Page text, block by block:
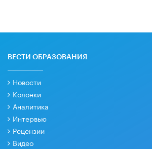
ВЕСТИ ОБРАЗОВАНИЯ
Новости
Колонки
Аналитика
Интервью
Рецензии
Видео